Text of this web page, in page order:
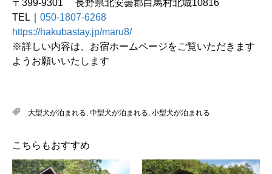
〒399-9301 長野県北安曇郡白馬村北城10816
TEL｜ 050-1807-6268
https://hakubastay.jp/maru8/
※詳しい内容は、お宿ホームページをご覧いただきます
ようお願いいたします
大型犬が泊まれる, 中型犬が泊まれる, 小型犬が泊まれる
こちらもおすすめ